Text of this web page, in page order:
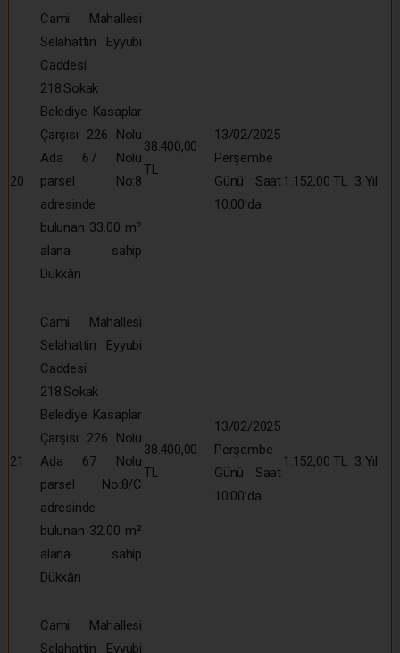
20
Cami Mahallesi
Selahattin Eyyubi
Caddesi
218.Sokak
Belediye Kasaplar
Çarşısı 226 Nolu
Ada 67 Nolu
parsel No:8
adresinde
bulunan 33.00 m²
alana sahip
Dükkân
38.400,00
TL
13/02/2025
Perşembe
Günü Saat
10:00’da
1.152,00 TL 3 Yıl
21
Cami Mahallesi
Selahattin Eyyubi
Caddesi
218.Sokak
Belediye Kasaplar
Çarşısı 226 Nolu
Ada 67 Nolu
parsel No:8/C
adresinde
bulunan 32.00 m²
alana sahip
Dükkân
38.400,00
TL
13/02/2025
Perşembe
Günü Saat
10:00’da
1.152,00 TL 3 Yıl
Cami Mahallesi
Selahattin Eyyubi